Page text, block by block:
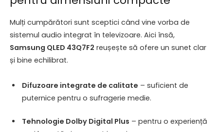
Mulți cumpărători sunt sceptici când vine vorba de
sistemul audio integrat în televizoare. Aici însă,
Samsung QLED 43Q7F2 reușește să ofere un sunet clar
și bine echilibrat.
Difuzoare integrate de calitate – suficient de
puternice pentru o sufragerie medie.
Tehnologie Dolby Digital Plus – pentru o experiență